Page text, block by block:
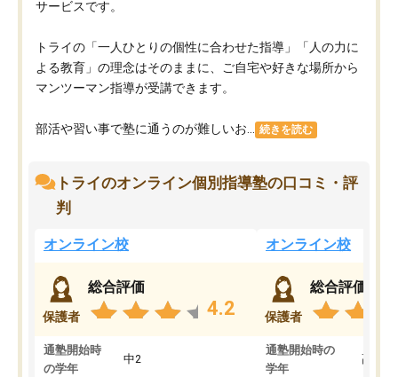
サービスです。
トライの「一人ひとりの個性に合わせた指導」「人の力に
よる教育」の理念はそのままに、ご自宅や好きな場所から
マンツーマン指導が受講できます。
部活や習い事で塾に通うのが難しいお... 続きを読む
トライのオンライン個別指導塾の口コミ・評
判
オンライン校
保護者
総合評価
4.2
通塾開始時
の学年
中2
オンライン校
保護者
総合評価
通塾開始時の
学年
高3